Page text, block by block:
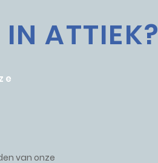
IN ATTIEK?
van onze